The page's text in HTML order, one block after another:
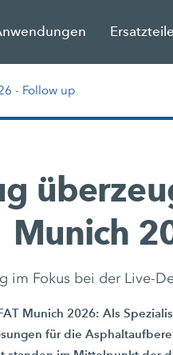
- Follow up
Munich
im Fokus bei der Live-
Munich 2026: Als
für die